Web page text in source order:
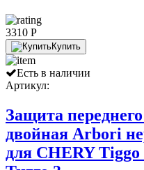
3310 P
Купить
Есть в наличии
Артикул:
Защита
двойная Arbori
для CHERY